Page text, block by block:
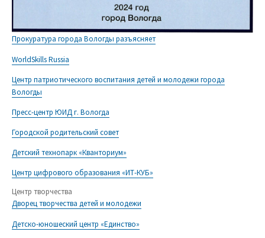
Прокуратура города Вологды разъясняет
WorldSkills Russia
Центр патриотического воспитания детей и молодежи города
Вологды
Пресс-центр ЮИД г. Вологда
Городской родительский совет
Детский технопарк «Кванториум»
Центр цифрового образования «ИТ-КУБ»
Центр творчества
Дворец творчества детей и молодежи
Детско-юношеский центр «Единство»